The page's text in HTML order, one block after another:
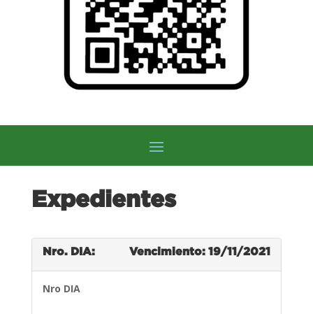
Expedientes
Nro. DIA: Vencimiento: 19/11/2021
Nro DIA